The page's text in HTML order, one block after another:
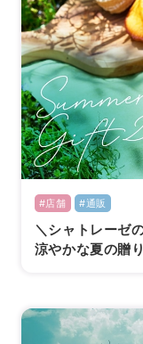
#店舗 #通販
＼シャトレーゼ
涼やかな夏の贈り